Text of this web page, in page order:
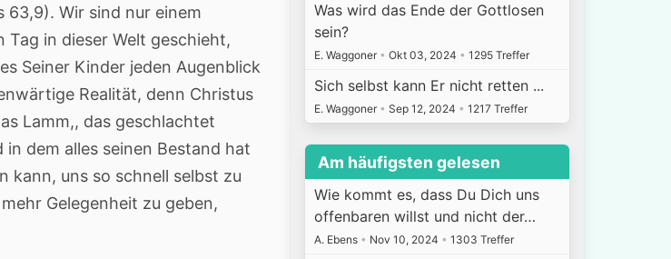
63,9). Wir sind nur einem
Tag in dieser Welt geschieht,
Seiner Kinder jeden Augenblick
Realität, denn Christus
Lamm,, das geschlachtet
dem alles seinen Bestand hat
kann, uns so schnell selbst zu
Gelegenheit zu geben,
Was wird das Ende der Gottlosen
sein?
E. Waggoner • Okt 03, 2024 • 1295 Treffer
Sich selbst kann Er nicht retten ...
E. Waggoner • Sep 12, 2024 • 1217 Treffer
Am häufigsten gelesen
Wie kommt es, dass Du Dich uns
offenbaren willst und nicht der…
A. Ebens • Nov 10, 2024 • 1303 Treffer